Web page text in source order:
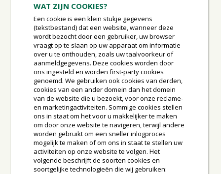
WAT ZIJN COOKIES?
Een cookie is een klein stukje gegevens
(tekstbestand) dat een website, wanneer deze
wordt bezocht door een gebruiker, uw browser
vraagt op te slaan op uw apparaat om informatie
over u te onthouden, zoals uw taalvoorkeur of
aanmeldgegevens. Deze cookies worden door
ons ingesteld en worden first-party cookies
genoemd. We gebruiken ook cookies van derden,
cookies van een ander domein dan het domein
van de website die u bezoekt, voor onze reclame-
en marketingactiviteiten. Sommige cookies stellen
ons in staat om het voor u makkelijker te maken
om door onze website te navigeren, terwijl andere
worden gebruikt om een sneller inlogproces
mogelijk te maken of om ons in staat te stellen uw
activiteiten op onze website te volgen. Het
volgende beschrijft de soorten cookies en
soortgelijke technologieën die wij gebruiken: